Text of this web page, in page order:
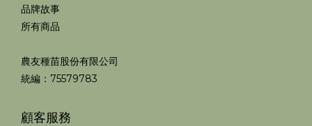
品牌故事
所有商品
農友種苗股份有限公司
統編：75579783
顧客服務